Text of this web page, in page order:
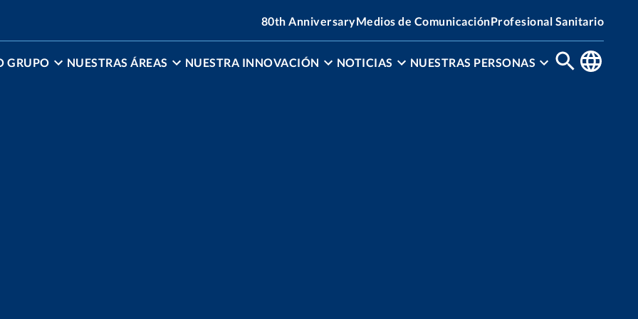
80th AnniversaryMedios de ComunicaciónProfesional Sanitario
GRUPO NUESTRAS ÁREAS NUESTRA INNOVACIÓN NOTICIAS NUESTRAS PERSONAS